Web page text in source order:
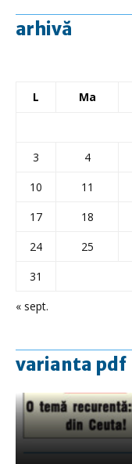
arhivă
L Ma
« sept.
3
4
10
11
17
18
24
25
31
varianta pdf